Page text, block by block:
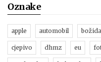
Oznake
apple automobil
cjepivo dhmz eu